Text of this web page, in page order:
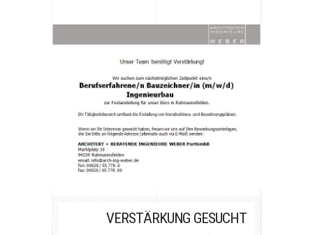
VERSTÄRKUNG GESUCHT